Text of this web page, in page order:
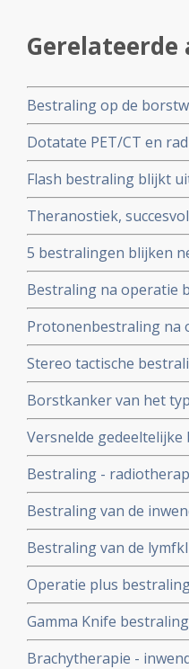
Bestraling op de
verschil in overleving
onnodig
Dotatate PET/CT en
op de somatostatine
borstkanker geeft
Flash bestraling blijkt
borstkanker, maar ook
Theranostiek,
behandeling voor
5 bestralingen blijken
blijkt uit het Fast
Bestraling na operatie
langere ziektevrije tijd
overlevingen na 10
Protonenbestraling na
controle na 2 jaar,
longbescherming en
Stereo tactische
geeft betere overal
((WBRT)
Borstkanker van het
met alleen operatie
een recidief nog
Versnelde
zelfde resultaten op
boostbestraling van de
Bestraling -
geeft langere
in proefschrift
Bestraling van de
overall overleving en
Bestraling van de
geeft significant
lymfklieren in de
Operatie plus
maar tot minder
Gamma Knife
borstkanker geeft
bij Her2 Neu positieve
Brachytherapie -